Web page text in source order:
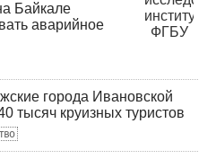
Байкале
аварийное
города Ивановской
тысяч круизных туристов